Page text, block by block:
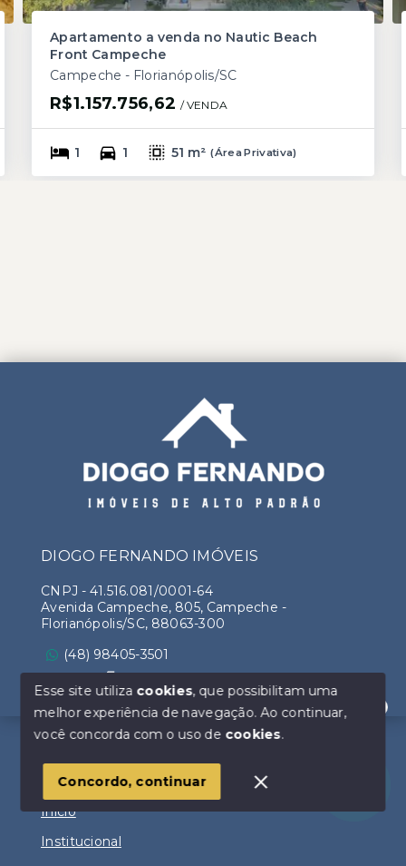
Apartamento a venda no Nautic Beach
Front Campeche
Campeche - Florianópolis/SC
R$1.157.756,62 / VENDA
1 1 51 m² (Área Privativa)
Olá! Estamos disponíveis para te ajudar.
Menu
Início
Institucional
DIOGO FERNANDO IMÓVEIS
CNPJ - 41.516.081/0001-64
Avenida Campeche, 805, Campeche -
Florianópolis/SC, 88063-300
(48) 98405-3501
Esse site utiliza cookies, que possibilitam uma
melhor experiência de navegação.Ao continuar,
você concorda com o uso de cookies.
Concordo, continuar